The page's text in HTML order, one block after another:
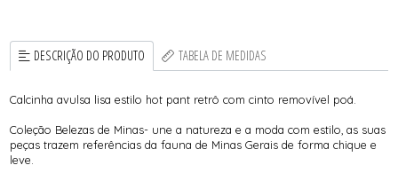
DESCRIÇÃO DO PRODUTO TABELA DE MEDIDAS
Calcinha avulsa lisa estilo hot pant retrô com cinto removível poá.
Coleção Belezas de Minas- une a natureza e a moda com estilo, as suas
peças trazem referências da fauna de Minas Gerais de forma chique e
leve.